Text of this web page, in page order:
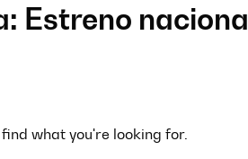
Estreno nacional
what you're looking for.